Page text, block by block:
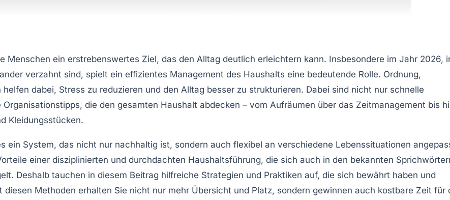
Menschen ein erstrebenswertes Ziel, das den Alltag deutlich erleichtern kann. Insbesondere im Jahr 2026,
verzahnt sind, spielt ein effizientes Management des Haushalts eine bedeutende Rolle. Ordnung,
dabei, Stress zu reduzieren und den Alltag besser zu strukturieren. Dabei sind nicht nur schnelle
die den gesamten Haushalt abdecken – vom Aufräumen über das Zeitmanagement bis
Kleidungsstücken.
ein System, das nicht nur nachhaltig ist, sondern auch flexibel an verschiedene Lebenssituationen
einer disziplinierten und durchdachten Haushaltsführung, die sich auch in den bekannten
Deshalb tauchen in diesem Beitrag hilfreiche Strategien und Praktiken auf, die sich bewährt haben und
Methoden erhalten Sie nicht nur mehr Übersicht und Platz, sondern gewinnen auch kostbare Zeit für